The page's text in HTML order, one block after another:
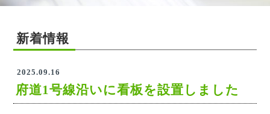
新着情報
2025.09.16
府道1号線沿いに看板を設置しました